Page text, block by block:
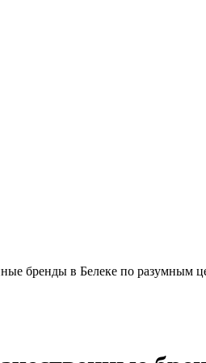
бренды в Белеке по разумным